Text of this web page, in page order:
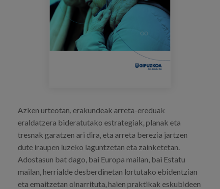
Azken urteotan, erakundeak arreta-ereduak
eraldatzera bideratutako estrategiak, planak eta
tresnak garatzen ari dira, eta arreta berezia jartzen
dute iraupen luzeko laguntzetan eta zainketetan.
Adostasun bat dago, bai Europa mailan, bai Estatu
mailan, herrialde desberdinetan lortutako ebidentzian
eta emaitzetan oinarrituta, haien praktikak eskubideen